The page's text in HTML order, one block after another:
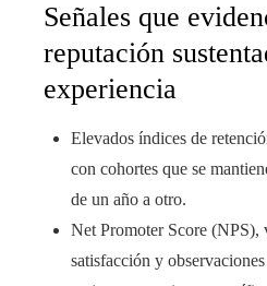
Señales que
reputación
experiencia
Elevados índices de
con cohortes que se
de un año a otro.
Net Promoter Score (NPS),
satisfacción y